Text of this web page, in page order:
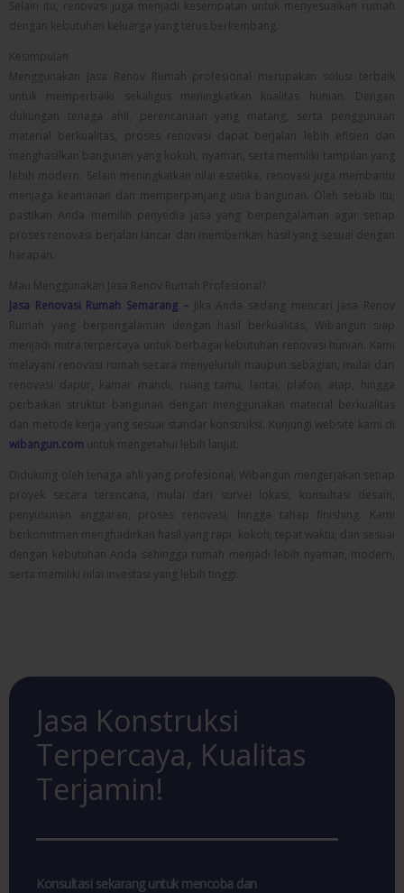
Selain itu, renovasi juga menjadi kesempatan untuk menyesuaikan rumah
dengan kebutuhan keluarga yang terus berkembang.
Kesimpulan
Menggunakan Jasa Renov Rumah profesional merupakan solusi terbaik
untuk memperbaiki sekaligus meningkatkan kualitas hunian. Dengan
dukungan tenaga ahli, perencanaan yang matang, serta penggunaan
material berkualitas, proses renovasi dapat berjalan lebih efisien dan
menghasilkan bangunan yang kokoh, nyaman, serta memiliki tampilan yang
lebih modern. Selain meningkatkan nilai estetika, renovasi juga membantu
menjaga keamanan dan memperpanjang usia bangunan. Oleh sebab itu,
pastikan Anda memilih penyedia jasa yang berpengalaman agar setiap
proses renovasi berjalan lancar dan memberikan hasil yang sesuai dengan
harapan.
Mau Menggunakan Jasa Renov Rumah Profesional?
Jasa Renovasi Rumah Semarang –
Jika Anda sedang mencari Jasa Renov
Rumah yang berpengalaman dengan hasil berkualitas, Wibangun siap
menjadi mitra terpercaya untuk berbagai kebutuhan renovasi hunian. Kami
melayani renovasi rumah secara menyeluruh maupun sebagian, mulai dari
renovasi dapur, kamar mandi, ruang tamu, lantai, plafon, atap, hingga
perbaikan struktur bangunan dengan menggunakan material berkualitas
dan metode kerja yang sesuai standar konstruksi. Kunjungi website kami di
wibangun.com untuk mengetahui lebih lanjut.
Didukung oleh tenaga ahli yang profesional, Wibangun mengerjakan setiap
proyek secara terencana, mulai dari survei lokasi, konsultasi desain,
penyusunan anggaran, proses renovasi, hingga tahap finishing. Kami
berkomitmen menghadirkan hasil yang rapi, kokoh, tepat waktu, dan sesuai
dengan kebutuhan Anda sehingga rumah menjadi lebih nyaman, modern,
serta memiliki nilai investasi yang lebih tinggi.
Jasa Konstruksi
Terpercaya, Kualitas
Terjamin!
Konsultasi sekarang untuk mencoba dan